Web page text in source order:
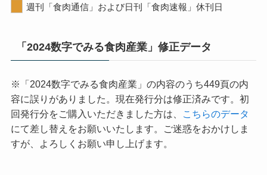
週刊「食肉通信」および日刊「食肉速報」休刊日
「2024数字でみる食肉産業」修正データ
※「2024数字でみる食肉産業」の内容のうち449頁の内
容に誤りがありました。現在発行分は修正済みです。初
回発行分をご購入いただきました方は、
こちらのデータ
にて差し替えをお願いいたします。ご迷惑をおかけしま
すが、よろしくお願い申し上げます。